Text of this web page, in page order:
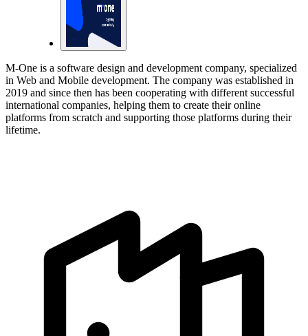
M-One is a software design and development company, specialized
in Web and Mobile development. The company was established in
2019 and since then has been cooperating with different successful
international companies, helping them to create their online
platforms from scratch and supporting those platforms during their
lifetime.